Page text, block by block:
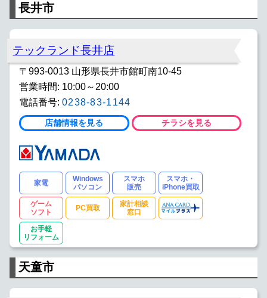
長井市
テックランド長井店
〒993-0013 山形県長井市館町南10-45
営業時間: 10:00～20:00
電話番号: 0238-83-1144
店舗情報を見る チラシを見る
家電
Windows
パソコン
スマホ
販売
スマホ・
iPhone買取
ゲーム
ソフト
PC買取
家計相談
窓口
お手軽
リフォーム
天童市